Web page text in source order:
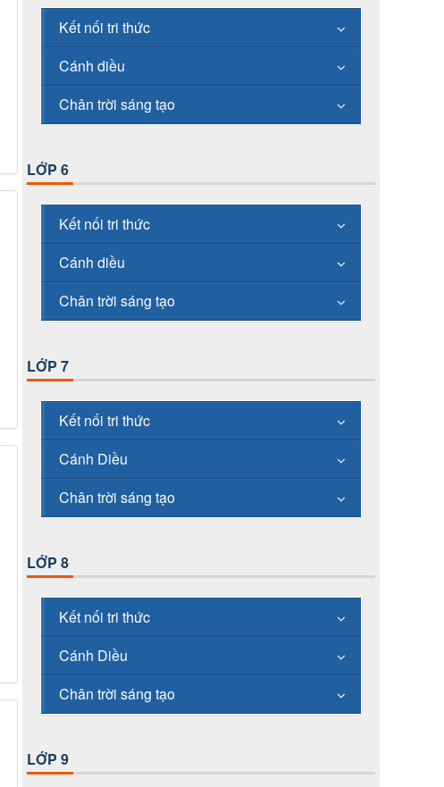
Kết nối tri thức
Cánh diều
Chân trời sáng tạo
LỚP 6
Kết nối tri thức
Cánh diều
Chân trời sáng tạo
LỚP 7
Kết nối tri thức
Cánh Diều
Chân trời sáng tạo
LỚP 8
Kết nối tri thức
Cánh Diều
Chân trời sáng tạo
LỚP 9